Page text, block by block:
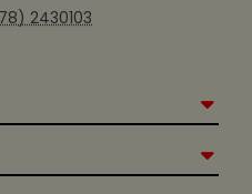
2430103